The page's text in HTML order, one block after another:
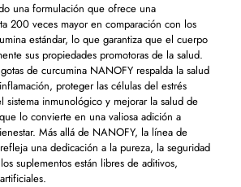
una formulación que ofrece una
200 veces mayor en comparación con los
estándar, lo que garantiza que el cuerpo
sus propiedades promotoras de la salud.
de curcumina NANOFY respalda la salud
proteger las células del estrés
sistema inmunológico y mejorar la salud de
lo convierte en una valiosa adición a
Más allá de NANOFY, la línea de
una dedicación a la pureza, la seguridad
suplementos están libres de aditivos,